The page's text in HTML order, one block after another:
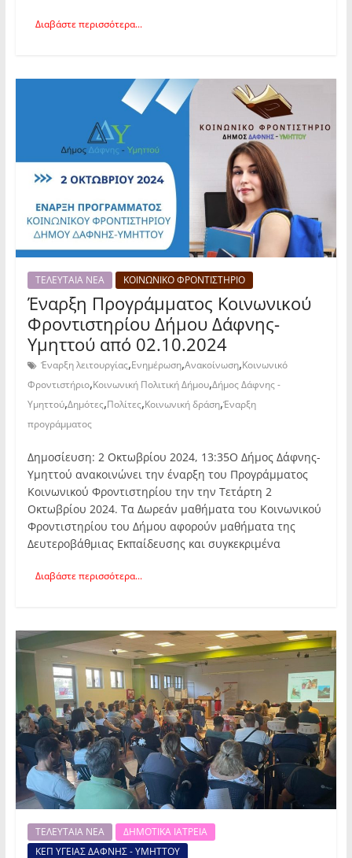
Διαβάστε περισσότερα...
ΤΕΛΕΥΤΑΙΑ ΝΕΑ ΚΟΙΝΩΝΙΚΟ ΦΡΟΝΤΙΣΤΗΡΙΟ
Έναρξη Προγράμματος Κοινωνικού
Φροντιστηρίου Δήμου Δάφνης-
Υμηττού από 02.10.2024
Έναρξη λειτουργίας,Ενημέρωση,Ανακοίνωση,Κοινωνικό
Φροντιστήριο,Κοινωνική Πολιτική Δήμου,Δήμος Δάφνης -
Υμηττού,Δημότες,Πολίτες,Κοινωνική δράση,Έναρξη
προγράμματος
Δημοσίευση: 2 Οκτωβρίου 2024, 13:35Ο Δήμος Δάφνης-
Υμηττού ανακοινώνει την έναρξη του Προγράμματος
Κοινωνικού Φροντιστηρίου την την Τετάρτη 2
Οκτωβρίου 2024. Τα Δωρεάν μαθήματα του Κοινωνικού
Φροντιστηρίου του Δήμου αφορούν μαθήματα της
Δευτεροβάθμιας Εκπαίδευσης και συγκεκριμένα
Διαβάστε περισσότερα...
ΤΕΛΕΥΤΑΙΑ ΝΕΑ
ΔΗΜΟΤΙΚΑ ΙΑΤΡΕΙΑ
ΚΕΠ ΥΓΕΙΑΣ ΔΑΦΝΗΣ - ΥΜΗΤΤΟΥ